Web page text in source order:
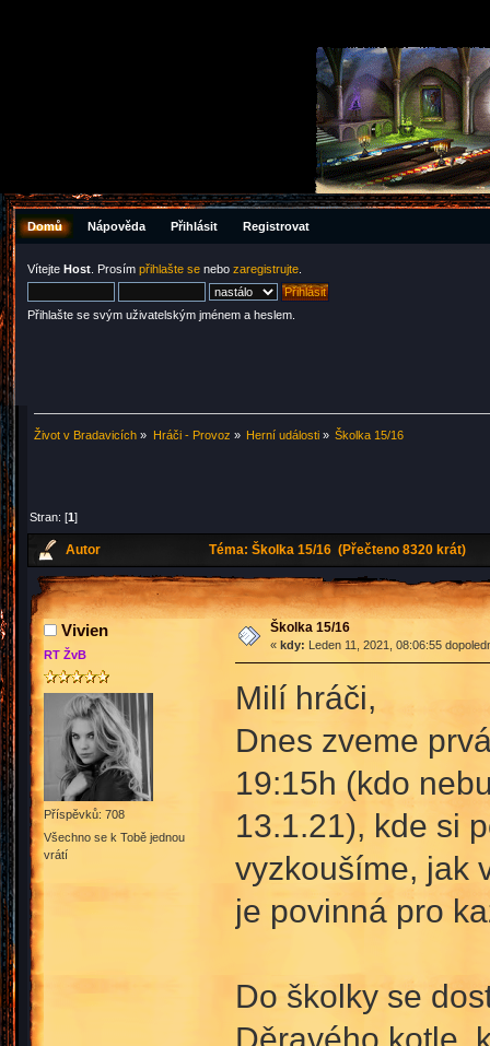
Domů Nápověda Přihlásit Registrovat
Vítejte Host . Prosím přihlašte se nebo zaregistrujte
Přihlašte se svým uživatelským jménem a heslem.
Život v Bradavicích » Hráči - Provoz » Herní události» Školka 15/16
Stran: [1]
Autor Téma: Školka 15/16 (Přečteno 8320 krát)
Vivien
RT ŽvB
Příspěvků: 708
Všechno se k Tobě jednou
vrátí
Školka 15/16
« kdy: Leden 11, 2021, 08:06:55
Milí hráči,
Dnes zveme
19:15h (kdo
13.1.21), kde si
vyzkoušíme, jak
je povinná pro
Do školky se